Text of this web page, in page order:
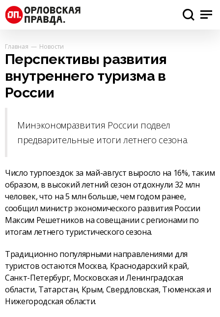
Главная Новости
Перспективы развития
внутреннего туризма в
России
Минэкономразвития России подвел
предварительные итоги летнего сезона.
Число турпоездок за май-август выросло на 16%, таким
образом, в высокий летний сезон отдохнули 32 млн
человек, что на 5 млн больше, чем годом ранее,
сообщил министр экономического развития России
Максим Решетников на совещании с регионами по
итогам летнего туристического сезона.
Традиционно популярными направлениями для
туристов остаются Москва, Краснодарский край,
Санкт-Петербург, Московская и Ленинградская
области, Татарстан, Крым, Свердловская, Тюменская и
Нижегородская области.